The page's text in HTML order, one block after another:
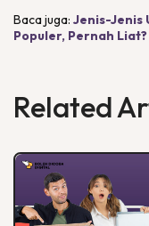
Baca juga: Jenis-Jenis
Populer, Pernah Liat?
Related